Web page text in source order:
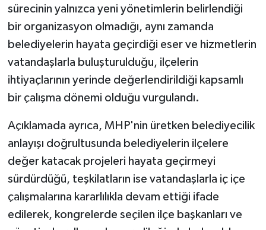
sürecinin yalnızca yeni yönetimlerin belirlendiği
bir organizasyon olmadığı, aynı zamanda
belediyelerin hayata geçirdiği eser ve hizmetlerin
vatandaşlarla buluşturulduğu, ilçelerin
ihtiyaçlarının yerinde değerlendirildiği kapsamlı
bir çalışma dönemi olduğu vurgulandı.
Açıklamada ayrıca, MHP'nin üretken belediyecilik
anlayışı doğrultusunda belediyelerin ilçelere
değer katacak projeleri hayata geçirmeyi
sürdürdüğü, teşkilatların ise vatandaşlarla iç içe
çalışmalarına kararlılıkla devam ettiği ifade
edilerek, kongrelerde seçilen ilçe başkanları ve